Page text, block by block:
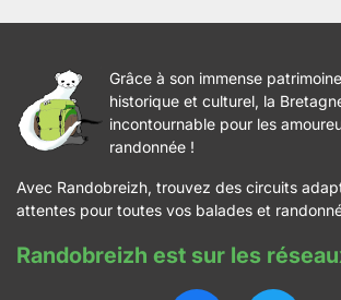
Grâce à son immense
historique et culturel, la
incontournable pour les
randonnée !
Avec Randobreizh, trouvez des circuits
attentes pour toutes vos balades et
Randobreizh est sur les